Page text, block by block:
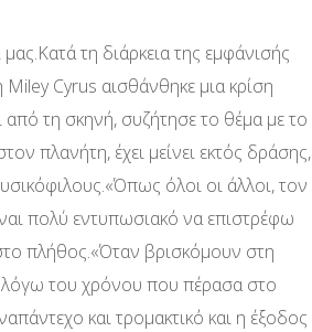
τη διάρκεια της εμφάνισής
Cyrus αισθάνθηκε μια κρίση
τη σκηνή, συζήτησε το θέμα με το
πλανήτη, έχει μείνει εκτός δράσης,
όλοι οι άλλοι, τον
πολύ εντυπωσιακό να επιστρέφω
πλήθος.«Όταν βρισκόμουν στη
λόγω του χρόνου που πέρασα στο
και τρομακτικό και η έξοδος